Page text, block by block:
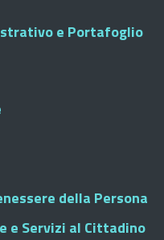
e Portafoglio
della Persona
e Servizi al Cittadino